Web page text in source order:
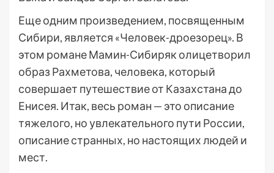
Еще одним произведением, посвященным
Сибири, является «Человек-дроезорец». В
этом романе Мамин-Сибиряк олицетворил
образ Рахметова, человека, который
совершает путешествие от Казахстана до
Енисея. Итак, весь роман — это описание
тяжелого, но увлекательного пути России,
описание странных, но настоящих людей и
мест.